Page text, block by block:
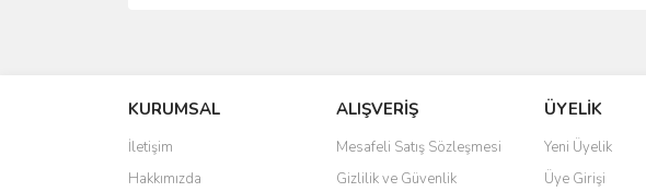
Ürün resmi kalitesiz, bozuk veya görüntülenemiyor.
Ürün açıklamasında eksik bilgiler bulunuyor.
Ürün bilgilerinde hatalar bulunuyor.
KURUMSAL
İletişim
Hakkımızda
ALIŞVERİŞ
Mesafeli Satış Sözleşmesi
Gizlilik ve Güvenlik
ÜYELİK
Yeni Üyelik
Üye Girişi